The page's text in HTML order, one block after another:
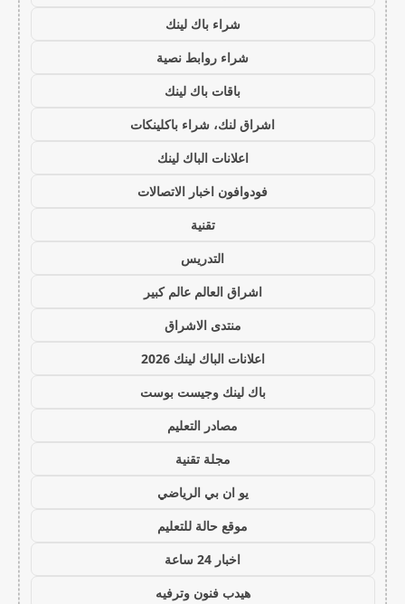
شراء باك لينك
شراء روابط نصية
باقات باك لينك
اشراق لنك، شراء باكلينكات
اعلانات الباك لينك
فودوافون اخبار الاتصالات
تقنية
التدريس
اشراق العالم عالم كبير
منتدى الاشراق
اعلانات الباك لينك 2026
باك لينك وجيست بوست
مصادر التعليم
مجلة تقنية
يو ان بي الرياضي
موقع حالة للتعليم
اخبار 24 ساعة
هيدب فنون وترفيه